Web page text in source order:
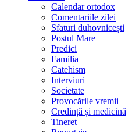
Calendar ortodox
Comentariile zilei
Sfaturi duhovnicești
Postul Mare
Predici
Familia
Catehism
Interviuri
Societate
Provocările vremii
Credință și medicină
Tineret